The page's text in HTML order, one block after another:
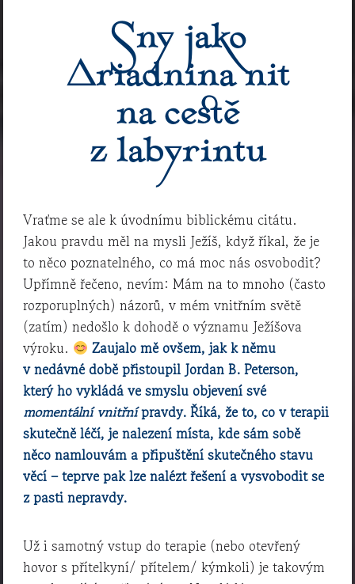
Sny jako
Ariadnina nit
na cestě
z labyrintu
Vraťme se ale k úvodnímu biblickému citátu.
Jakou pravdu měl na mysli Ježíš, když říkal, že je
to něco poznatelného, co má moc nás osvobodit?
Upřímně řečeno, nevím: Mám na to mnoho (často
rozporuplných) názorů, v mém vnitřním světě
(zatím) nedošlo k dohodě o významu Ježíšova
výroku.
Zaujalo mě ovšem, jak k němu
v nedávné době přistoupil Jordan B. Peterson,
který ho vykládá ve smyslu objevení své
momentální vnitřnípravdy. Říká, že to, co v terapii
skutečně léčí, je nalezení místa, kde sám sobě
něco namlouvám a připuštění skutečného stavu
věcí – teprve pak lze nalézt řešení a vysvobodit se
z pasti nepravdy.
Už i samotný vstup do terapie (nebo otevřený
hovor s přítelkyní/ přítelem/ kýmkoli) je takovým